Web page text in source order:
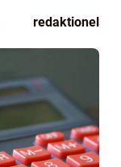
redaktionel